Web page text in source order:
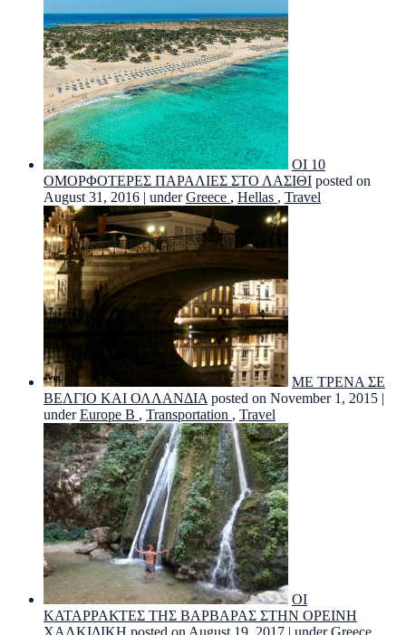
ΟΙ 10
ΟΜΟΡΦΟΤΕΡΕΣ ΠΑΡΑΛΙΕΣ ΣΤΟ ΛΑΣΙΘΙ posted on
August 31, 2016 | underGreece , Hellas , Travel
ΜΕ ΤΡΕΝΑ ΣΕ
ΒΕΛΓΙΟ ΚΑΙ ΟΛΛΑΝΔΙΑ posted on November 1, 2015 |
underEurope B , Transportation , Travel
ΟΙ
ΚΑΤΑΡΡΑΚΤΕΣ ΤΗΣ ΒΑΡΒΑΡΑΣ ΣΤΗΝ ΟΡΕΙΝΗ